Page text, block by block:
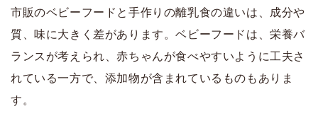
市販のベビーフードと手作りの離乳食の違いは、成分や
質、味に大きく差があります。ベビーフードは、栄養バ
ランスが考えられ、赤ちゃんが食べやすいように工夫さ
れている一方で、添加物が含まれているものもありま
す。